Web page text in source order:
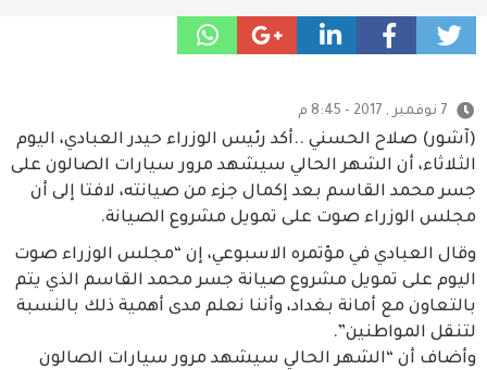
7 نوفمبر , 2017 - 8:45 م
(آشور) صلاح الحسني ..أكد رئيس الوزراء حيدر العبادي، اليوم
الثلاثاء، أن الشهر الحالي سيشهد مرور سيارات الصالون على
جسر محمد القاسم بعد إكمال جزء من صيانته، لافتا إلى أن
مجلس الوزراء صوت على تمويل مشروع الصيانة.
وقال العبادي في مؤتمره الاسبوعي، إن “مجلس الوزراء صوت
اليوم على تمويل مشروع صيانة جسر محمد القاسم الذي يتم
بالتعاون مع أمانة بغداد، وأننا نعلم مدى أهمية ذلك بالنسبة
لتنقل المواطنين”.
وأضاف أن “الشهر الحالي سيشهد مرور سيارات الصالون